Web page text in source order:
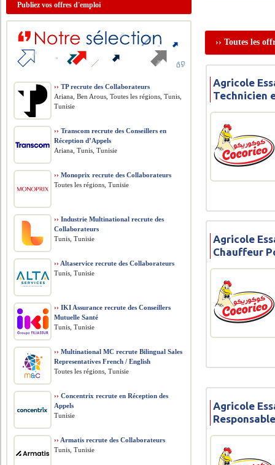
›› Toutes les
Agricole
Technicien
Agricole
Chauffeur
Agricole
Publiez vos offres d'emploi
›› TP recrute des Collaborateurs
Ariana, Ben Arous, Toutes les régions, Tunis,
Tunisie
›› Transcom recrute des Conseillers en
Réception d’Appels
Ariana, Tunis, Tunisie
›› Monoprix recrute des Collaborateurs
Toutes les régions, Tunisie
›› Industrie Multinational recrute des
Collaborateurs
Tunis, Tunisie
›› Altaservice recrute des Collaborateurs
Tunis, Tunisie
›› IKI Assurance recrute des Conseillers
Mutuelle Santé
Tunis, Tunisie
›› Multinational MC recrute Bilingual Sales
Representatives French / English
Toutes les régions, Tunisie
›› Concentrix recrute en Réception des
Appels
Tunisie
›› Armatis recrute des Collaborateurs
Tunis, Tunisie